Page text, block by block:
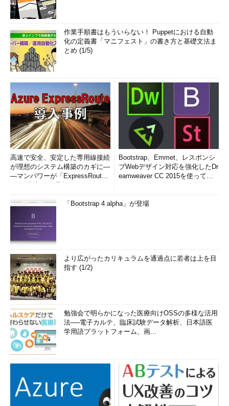
作業手順書はもういらない！ Puppetにおける自動
化の定義書「マニフェスト」の書き方と基礎文法ま
とめ (1/5)
高速で安全、安定した専用線接続
が理想のシステム構築のカギに―
―マンパワーが「ExpressRout
Bootstrap、Emmet、レスポンシ
ブWebデザイン対応を強化したDr
eamweaver CC 2015を使って
「Bootstrap 4 alpha」が登場
より広がったカリキュラムを通過点に若者は上を目
指す (1/2)
勉強会で明らかになった医療向けOSSの多様な活用
法──電子カルテ、臨床試験データ解析、日本語医
学用語プラットフォーム、画...